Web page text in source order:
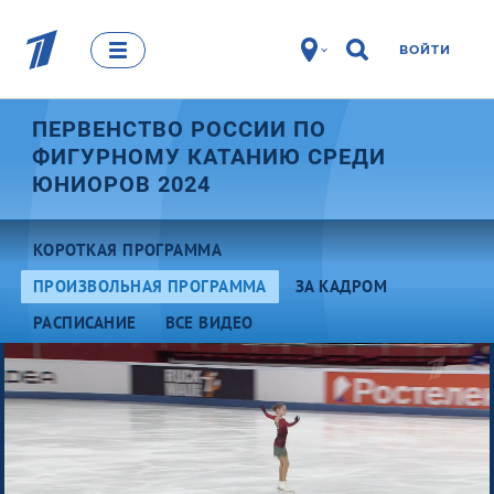
ВОЙТИ
ПЕРВЕНСТВО РОССИИ ПО
ФИГУРНОМУ КАТАНИЮ СРЕДИ
ЮНИОРОВ 2024
КОРОТКАЯ ПРОГРАММА
ПРОИЗВОЛЬНАЯ ПРОГРАММА
ЗА КАДРОМ
РАСПИСАНИЕ
ВСЕ ВИДЕО